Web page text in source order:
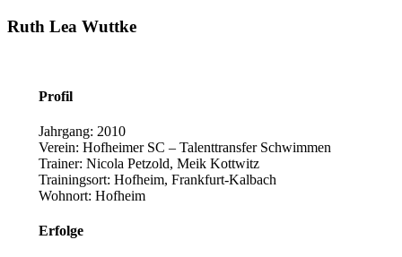
Ruth Lea Wuttke
Profil
Jahrgang: 2010
Verein: Hofheimer SC – Talenttransfer Schwimmen
Trainer: Nicola Petzold, Meik Kottwitz
Trainingsort: Hofheim, Frankfurt-Kalbach
Wohnort: Hofheim
Erfolge